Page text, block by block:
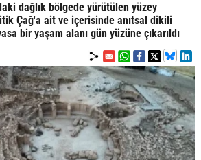
dağlık bölgede yürütülen yüzey
Çağ'a ait ve içerisinde anıtsal dikili
bir yaşam alanı gün yüzüne çıkarıldı